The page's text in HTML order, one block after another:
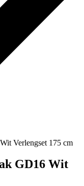
Verlengset 175 cm
GD16 Wit